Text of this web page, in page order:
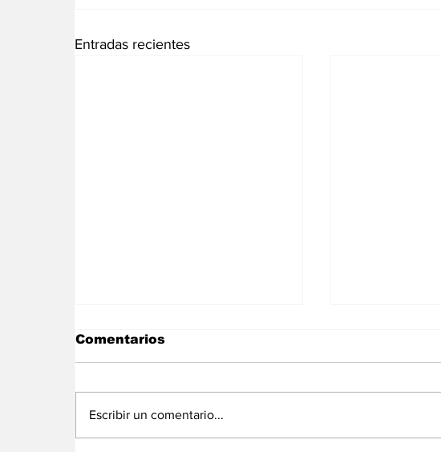
Entradas recientes
Comentarios
Escribir un comentario...